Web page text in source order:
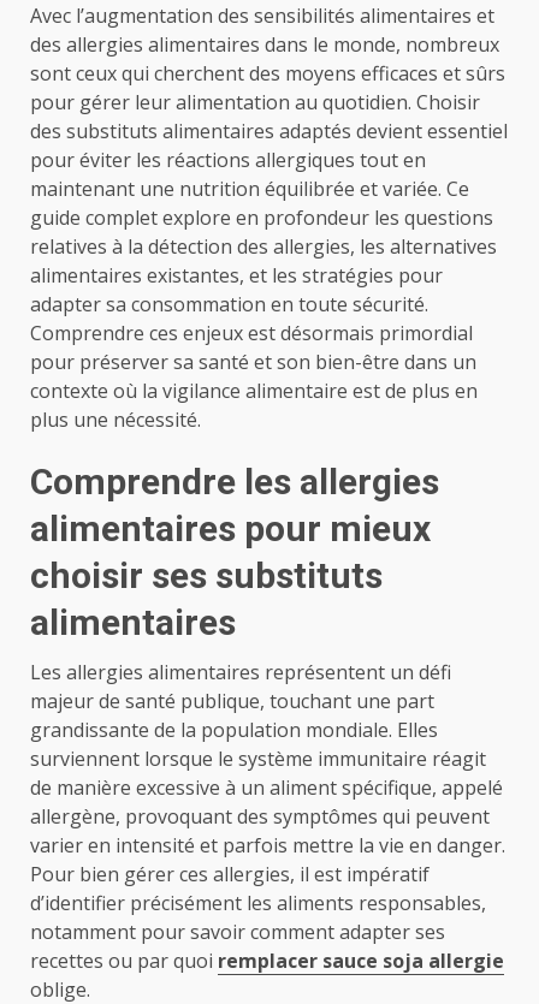
Avec l’augmentation des sensibilités alimentaires et
des allergies alimentaires dans le monde, nombreux
sont ceux qui cherchent des moyens efficaces et sûrs
pour gérer leur alimentation au quotidien. Choisir
des substituts alimentaires adaptés devient essentiel
pour éviter les réactions allergiques tout en
maintenant une nutrition équilibrée et variée. Ce
guide complet explore en profondeur les questions
relatives à la détection des allergies, les alternatives
alimentaires existantes, et les stratégies pour
adapter sa consommation en toute sécurité.
Comprendre ces enjeux est désormais primordial
pour préserver sa santé et son bien-être dans un
contexte où la vigilance alimentaire est de plus en
plus une nécessité.
Comprendre les allergies
alimentaires pour mieux
choisir ses substituts
alimentaires
Les allergies alimentaires représentent un défi
majeur de santé publique, touchant une part
grandissante de la population mondiale. Elles
surviennent lorsque le système immunitaire réagit
de manière excessive à un aliment spécifique, appelé
allergène, provoquant des symptômes qui peuvent
varier en intensité et parfois mettre la vie en danger.
Pour bien gérer ces allergies, il est impératif
d’identifier précisément les aliments responsables,
notamment pour savoir comment adapter ses
recettes ou par quoi remplacer sauce soja allergie
oblige.